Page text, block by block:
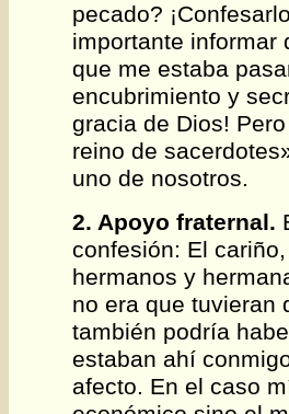
pecado?
importante informar
que me estaba
encubrimiento y
gracia de Dios!
reino de
uno de nosotros.
2. Apoyo fraternal.
confesión: El
hermanos y
no era que
también podría
estaban ahí
afecto. En el caso